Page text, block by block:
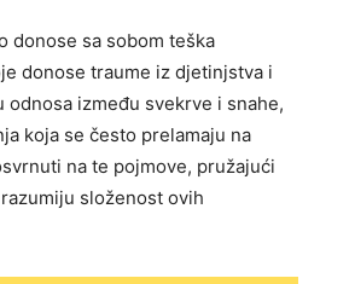
donose sa sobom teška
donose traume iz djetinjstva i
između svekrve i snahe,
koja se često prelamaju na
na te pojmove, pružajući
složenost ovih